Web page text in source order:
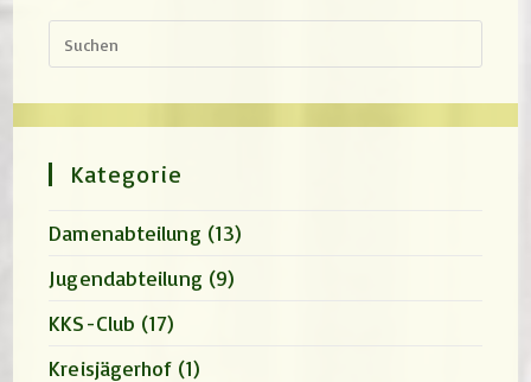
Kategorie
Damenabteilung (13)
Jugendabteilung (9)
KKS-Club (17)
Kreisjägerhof (1)